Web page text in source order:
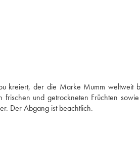
kreiert, der die Marke Mumm weltweit
und getrockneten Früchten
Der Abgang ist beachtlich.